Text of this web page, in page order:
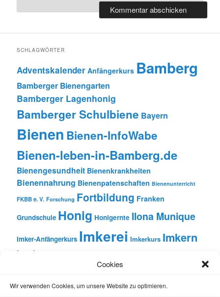
Cookies
Wir verwenden Cookies, um unsere Website zu optimieren.
SCHLAGWÖRTER
Adventskalender Anfängerkurs Bamberg
Bamberger Bienengarten
Bamberger Lagenhonig
Bamberger Schulbiene Bayern
Bienen Bienen-InfoWabe
Bienen-leben-in-Bamberg.de
Bienengesundheit Bienenkrankheiten
Bienennahrung Bienenpatenschaften Bienenunterricht
FKBB e. V. Forschung Fortbildung Franken
Grundschule Honig Honigernte Ilona Munique
Imker-Anfängerkurs Imkerei Imkerkurs Imkern
Insekten
Natur Oberfranken
Unterricht